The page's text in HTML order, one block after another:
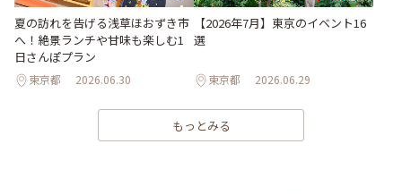
夏の訪れを告げる浅草ほおずき市
へ！絶景ランチや甘味も楽しむ1
日さんぽプラン
東京都 2026.06.30
【2026年7月】東京のイベント16
選
東京都 2026.06.29
もっとみる